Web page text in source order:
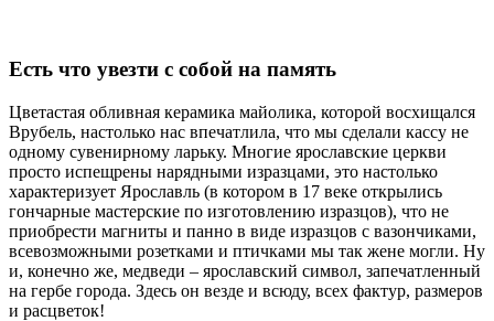
Есть что увезти с собой на память
Цветастая обливная керамика майолика, которой восхищался
Врубель, настолько нас впечатлила, что мы сделали кассу не
одному сувенирному ларьку. Многие ярославские церкви
просто испещрены нарядными изразцами, это настолько
характеризует Ярославль (в котором в 17 веке открылись
гончарные мастерские по изготовлению изразцов), что не
приобрести магниты и панно в виде изразцов с вазончиками,
всевозможными розетками и птичками мы так жене могли. Ну
и, конечно же, медведи – ярославский символ, запечатленный
на гербе города. Здесь он везде и всюду, всех фактур, размеров
и расцветок!